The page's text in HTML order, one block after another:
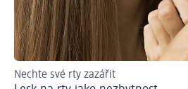
Nechte své rty zazářit